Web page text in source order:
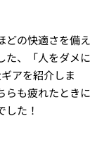
の快適さを備え
た、「人をダメに
アを紹介しま
らも疲れたときに
た！